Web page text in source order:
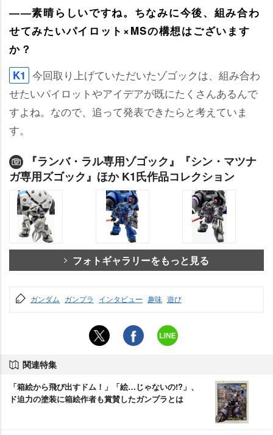
――素晴らしいですね。ちなみに今後、組み合わ
せてみたいパイロット×MSの構想はございます
か？
K1 今回取り上げていただいたゾゴックは、組み合わ
せたいパイロットやアイデアが既にたくさんあるんで
すよね。なので、追って発表できたらと考えていま
す。
『ランバ・ラル専用ゾゴック』『シン・マツナ
ガ専用ズゴック』ほか K1氏作品コレクション
フォトギャラリーをもっと見る
ガンダム ガンプラ インタビュー 趣味 遊び
関連特集
「箱絵から飛び出すドム！」「絵…じゃないの!?」、
ド迫力の塗装に箱絵作者も賞賛したガンプラとは